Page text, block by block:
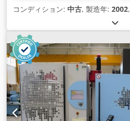
コンディション: 中古, 製造年: 2002,